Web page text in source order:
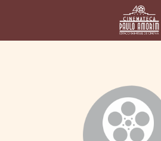
PAULO AMORIM
> HOMENAGEADOS